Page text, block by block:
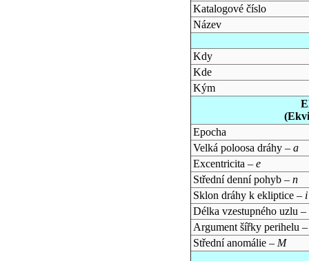
Katalogové číslo
Název
Kdy
Kde
Kým
Epocha
Velká poloosa dráhy – a
Excentricita – e
Střední denní pohyb – n
Sklon dráhy k ekliptice – i
Délka vzestupného uzlu –
Argument šířky perihelu
Střední anomálie – M